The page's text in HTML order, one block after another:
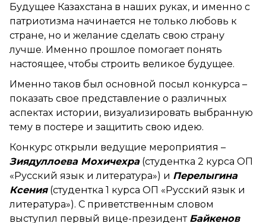
Будущее Казахстана в наших руках, и именно с
патриотизма начинается не только любовь к
стране, но и желание сделать свою страну
лучше. Именно прошлое помогает понять
настоящее, чтобы строить великое будущее.
Именно таков был основной посыл конкурса –
показать свое представление о различных
аспектах истории, визуализировать выбранную
тему в постере и защитить свою идею.
Конкурс открыли ведущие мероприятия –
Зиядуллоева Мохичехра(студентка 2 курса ОП
«Русский язык и литература») и Перелыгина
Ксения(студентка 1 курса ОП «Русский язык и
литература»). С приветственным словом
выступил первый вице-президент Байкенов